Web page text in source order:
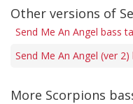
Other versions of
Send Me An Angel bass
Send Me An Angel (ver 2)
More Scorpions